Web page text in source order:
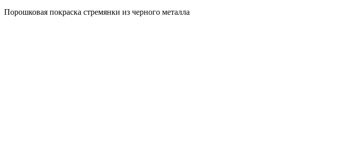
Порошковая покраска стремянки из черного металла